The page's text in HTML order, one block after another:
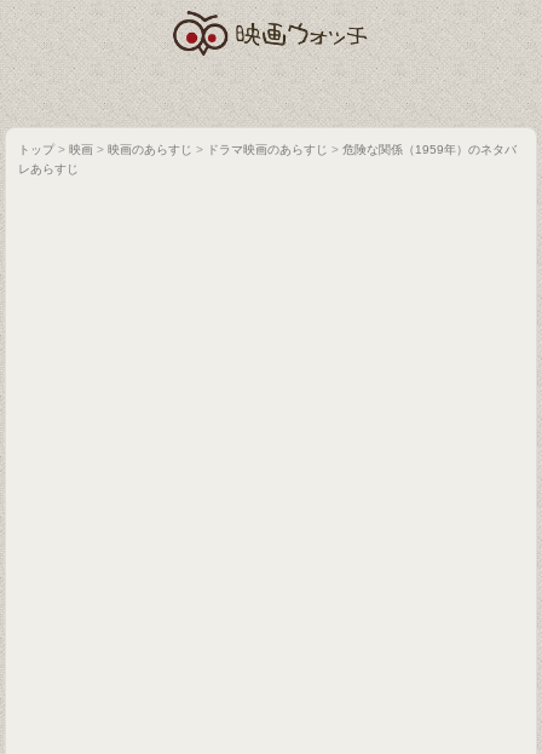
トップ>映画 >映画のあらすじ > ドラマ映画のあらすじ >危険な関係（1959年）のネタバ
レあらすじ